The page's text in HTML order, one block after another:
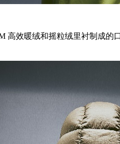
高效暖绒和摇粒绒里衬制成